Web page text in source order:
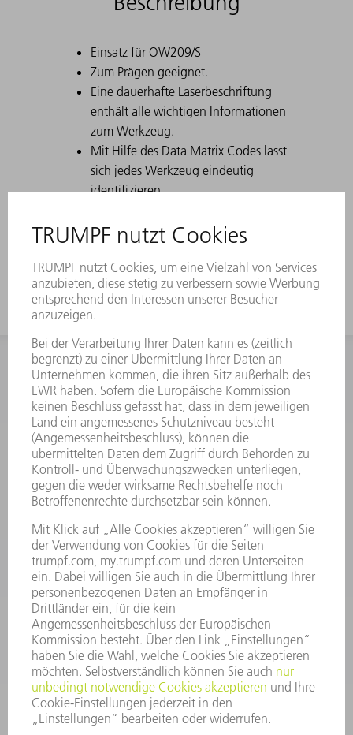
Einsatz für OW209/S
Zum Prägen geeignet.
Eine dauerhafte Laserbeschriftung
enthält alle wichtigen Informationen
zum Werkzeug.
Mit Hilfe des Data Matrix Codes lässt
sich jedes Werkzeug eindeutig
identifizieren.
Werkzeug-Modifikationen sind auf
INFORMATION
Häufig gestellte Fragen
Allgemeine Geschäftsbedingungen
KONTAKT
Kundenbetreuung TRUMPF Werkzeugmaschinen
+49 7156 303 33222
Mo - Fr: 07:30 - 17:30 Uhr
Erweiterte Rufbereitschaft per Service App Mo - Fr:
06:30 - 20.00 Uhr Sa: 07:00 - 12:00 Uhr
Kundenbetreuung@trumpf.com
KONTAKT
Service TRUMPF Lasertechnik
+49 7156 303 37444
Mo - Fr: 07:30 - 18:00 Uhr
Additive Manufacturing 07:30 - 17:30 Uhr
spareparts.tld@trumpf.com